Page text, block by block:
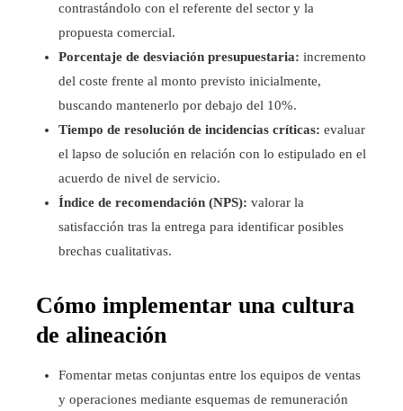
contrastándolo con el referente del sector y la
propuesta comercial.
Porcentaje de desviación presupuestaria: incremento
del coste frente al monto previsto inicialmente,
buscando mantenerlo por debajo del 10%.
Tiempo de resolución de incidencias críticas: evaluar
el lapso de solución en relación con lo estipulado en el
acuerdo de nivel de servicio.
Índice de recomendación (NPS): valorar la
satisfacción tras la entrega para identificar posibles
brechas cualitativas.
Cómo implementar una cultura
de alineación
Fomentar metas conjuntas entre los equipos de ventas
y operaciones mediante esquemas de remuneración